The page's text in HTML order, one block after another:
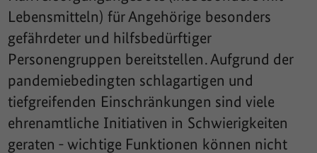
Lebensmitteln) für Angehörige besonders
gefährdeter und hilfsbedürftiger
Personengruppen bereitstellen. Aufgrund der
pandemiebedingten schlagartigen und
tiefgreifenden Einschränkungen sind viele
ehrenamtliche Initiativen in Schwierigkeiten
geraten - wichtige Funktionen können nicht